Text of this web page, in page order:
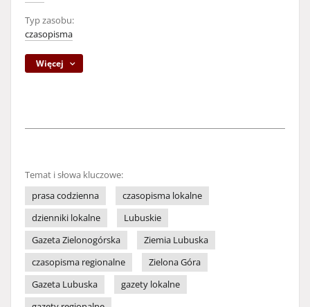
Typ zasobu:
czasopisma
Więcej
Temat i słowa kluczowe:
prasa codzienna
czasopisma lokalne
dzienniki lokalne
Lubuskie
Gazeta Zielonogórska
Ziemia Lubuska
czasopisma regionalne
Zielona Góra
Gazeta Lubuska
gazety lokalne